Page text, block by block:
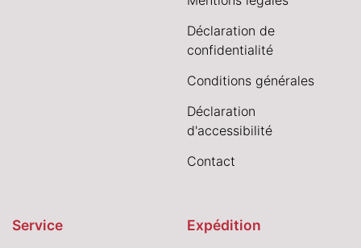
Déclaration de
confidentialité
Conditions générales
Déclaration
d'accessibilité
Contact
Service Expédition